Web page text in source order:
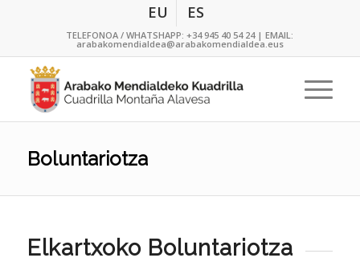
EU ES
TELEFONOA / WHATSHAPP:+34 945 40 54 24| EMAIL:
arabakomendialdea@arabakomendialdea.eus
Boluntariotza
Elkartxoko Boluntariotza